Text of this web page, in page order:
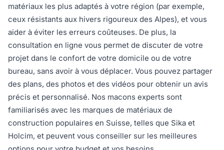
matériaux les plus adaptés à votre région (par exemple,
ceux résistants aux hivers rigoureux des Alpes), et vous
aider à éviter les erreurs coûteuses. De plus, la
consultation en ligne vous permet de discuter de votre
projet dans le confort de votre domicile ou de votre
bureau, sans avoir à vous déplacer. Vous pouvez partager
des plans, des photos et des vidéos pour obtenir un avis
précis et personnalisé. Nos macons experts sont
familiarisés avec les marques de matériaux de
construction populaires en Suisse, telles que Sika et
Holcim, et peuvent vous conseiller sur les meilleures